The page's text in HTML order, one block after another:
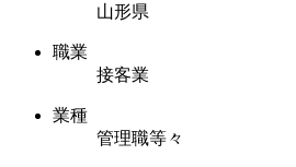
山形県
職業
接客業
業種
管理職等々